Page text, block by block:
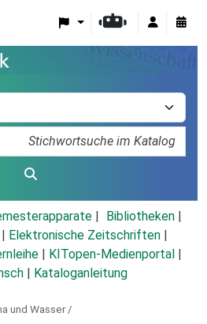
Bibliotheken
Elektronische Zeitschriften
KITopen-Medienportal
Kataloganleitung
und Wasser /